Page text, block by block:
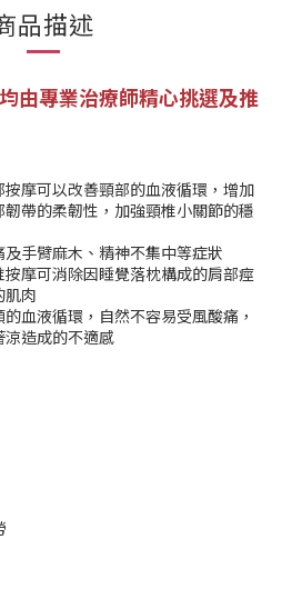
品描述
由專業治療師精心挑選及推
按摩可以改善頸部的血液循環，增加
帶的柔韌性，加強頸椎小關節的穩
手臂麻木、精神不集中等症狀
按摩可消除因睡覺落枕構成的肩部痙
肌肉
血液循環，自然不容易受風酸痛，
造成的不適感